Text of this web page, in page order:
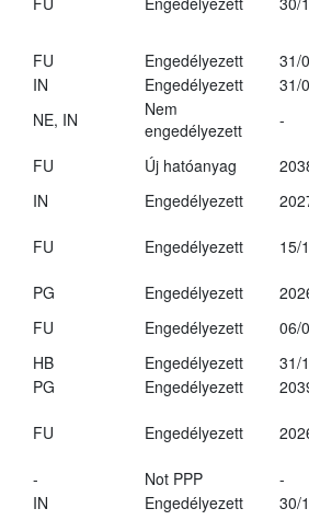
FU Engedélyezett
31/
IN Engedélyezett
31/
NE, IN
Nem
engedélyezett
-
FU Új hatóanyag
IN Engedélyezett
FU Engedélyezett 15/
PG Engedélyezett
FU Engedélyezett
06/
HB Engedélyezett
31/
PG Engedélyezett
FU Engedélyezett
- Not PPP
-
IN Engedélyezett
30/